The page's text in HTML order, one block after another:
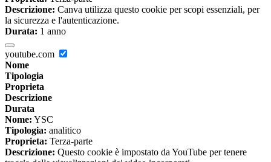
Descrizione: Canva utilizza questo cookie per scopi essenziali, per
la sicurezza e l'autenticazione.
Durata: 1 anno
youtube.com
Nome
Tipologia
Proprieta
Descrizione
Durata
Nome: YSC
Tipologia: analitico
Proprieta: Terza-parte
Descrizione: Questo cookie è impostato da YouTube per tenere